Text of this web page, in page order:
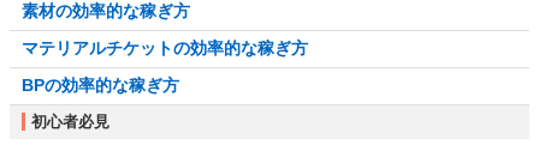
素材の効率的な稼ぎ方
マテリアルチケットの効率的な稼ぎ方
BPの効率的な稼ぎ方
初心者必見